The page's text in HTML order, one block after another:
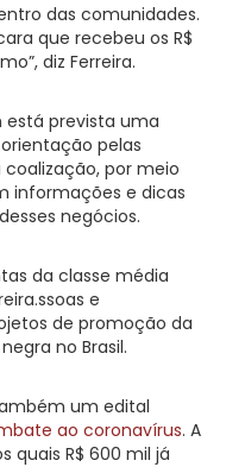
das comunidades.
que recebeu os R$
diz Ferreira.
prevista uma
pelas
por meio
informações e dicas
negócios.
da classe média
e
de promoção da
no Brasil.
um edital
ao coronavírus. A
quais R$ 600 mil já